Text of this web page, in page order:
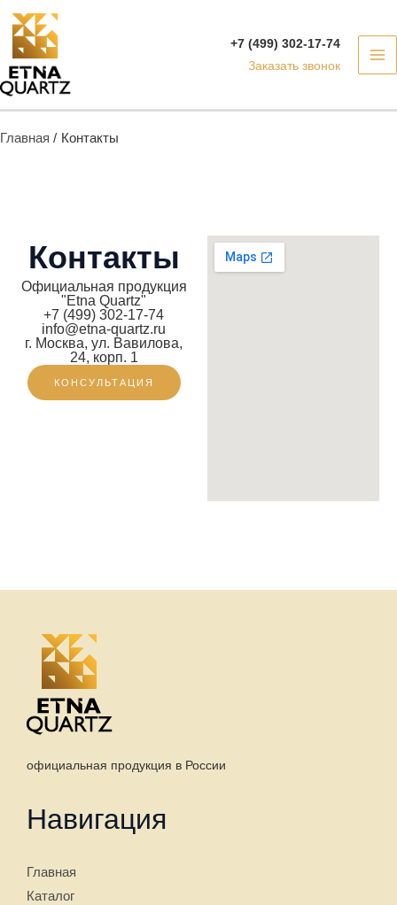
Перейти
содержимому
+7 (499) 302-17-74
Заказать звонок
Главная Контакты
Контакты
Официальная продукция
"Etna Quartz"
+7 (499) 302-17-74
info@etna-quartz.ru
г. Москва, ул. Вавилова,
24, корп. 1
КОНСУЛЬТАЦИЯ
официальная продукция в России
Навигация
Главная
Каталог